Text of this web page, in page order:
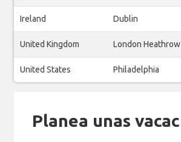
Ireland Dublin
United Kingdom London Heathrow
United States Philadelphia
Planea unas